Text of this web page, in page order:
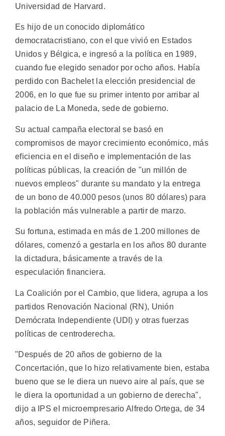
Universidad de Harvard.
Es hijo de un conocido diplomático
democratacristiano, con el que vivió en Estados
Unidos y Bélgica, e ingresó a la política en 1989,
cuando fue elegido senador por ocho años. Había
perdido con Bachelet la elección presidencial de
2006, en lo que fue su primer intento por arribar al
palacio de La Moneda, sede de gobierno.
Su actual campaña electoral se basó en
compromisos de mayor crecimiento económico, más
eficiencia en el diseño e implementación de las
políticas públicas, la creación de "un millón de
nuevos empleos" durante su mandato y la entrega
de un bono de 40.000 pesos (unos 80 dólares) para
la población más vulnerable a partir de marzo.
Su fortuna, estimada en más de 1.200 millones de
dólares, comenzó a gestarla en los años 80 durante
la dictadura, básicamente a través de la
especulación financiera.
La Coalición por el Cambio, que lidera, agrupa a los
partidos Renovación Nacional (RN), Unión
Demócrata Independiente (UDI) y otras fuerzas
políticas de centroderecha.
"Después de 20 años de gobierno de la
Concertación, que lo hizo relativamente bien, estaba
bueno que se le diera un nuevo aire al país, que se
le diera la oportunidad a un gobierno de derecha",
dijo a IPS el microempresario Alfredo Ortega, de 34
años, seguidor de Piñera.